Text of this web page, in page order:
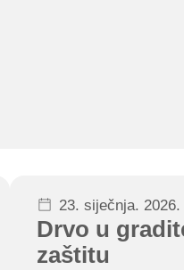
23. siječnja. 2026.
Drvo u
zaštitu